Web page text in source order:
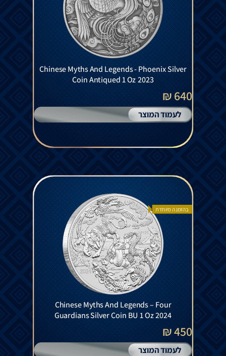
Chinese Myths And Legends - Phoenix Silver
Coin Antiqued 1 Oz 2023
640 ₪
לעמוד המוצר
בהזמנה מיוחדת
Chinese Myths And Legends – Four
Guardians Silver Coin BU 1 Oz 2024
450 ₪
לעמוד המוצר